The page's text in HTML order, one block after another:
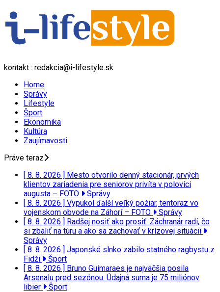
kontakt : redakcia@i-lifestyle.sk
Home
Správy
Lifestyle
Šport
Ekonomika
Kultúra
Zaujímavosti
Práve teraz
[ 8. 8. 2026 ] Mesto otvorilo denný stacionár, prvých
klientov zariadenia pre seniorov privíta v polovici
augusta – FOTO
Správy
[ 8. 8. 2026 ] Vypukol ďalší veľký požiar, tentoraz vo
vojenskom obvode na Záhorí – FOTO
Správy
[ 8. 8. 2026 ] Radšej nosiť ako prosiť. Záchranár radí, čo
si zbaliť na túru a ako sa zachovať v krízovej situácii
Správy
[ 8. 8. 2026 ] Japonské slnko zabilo statného ragbystu z
Fidži
Šport
[ 8. 8. 2026 ] Bruno Guimaraes je najväčšia posila
Arsenalu pred sezónou. Údajná suma je 75 miliónov
libier
Šport